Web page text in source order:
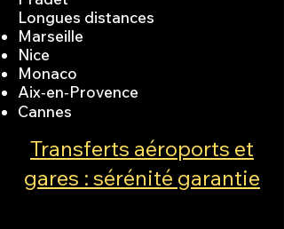
Longues distances
Marseille
Nice
Monaco
Aix‑en‑Provence
Cannes
Transferts aéroports et
gares : sérénité garantie